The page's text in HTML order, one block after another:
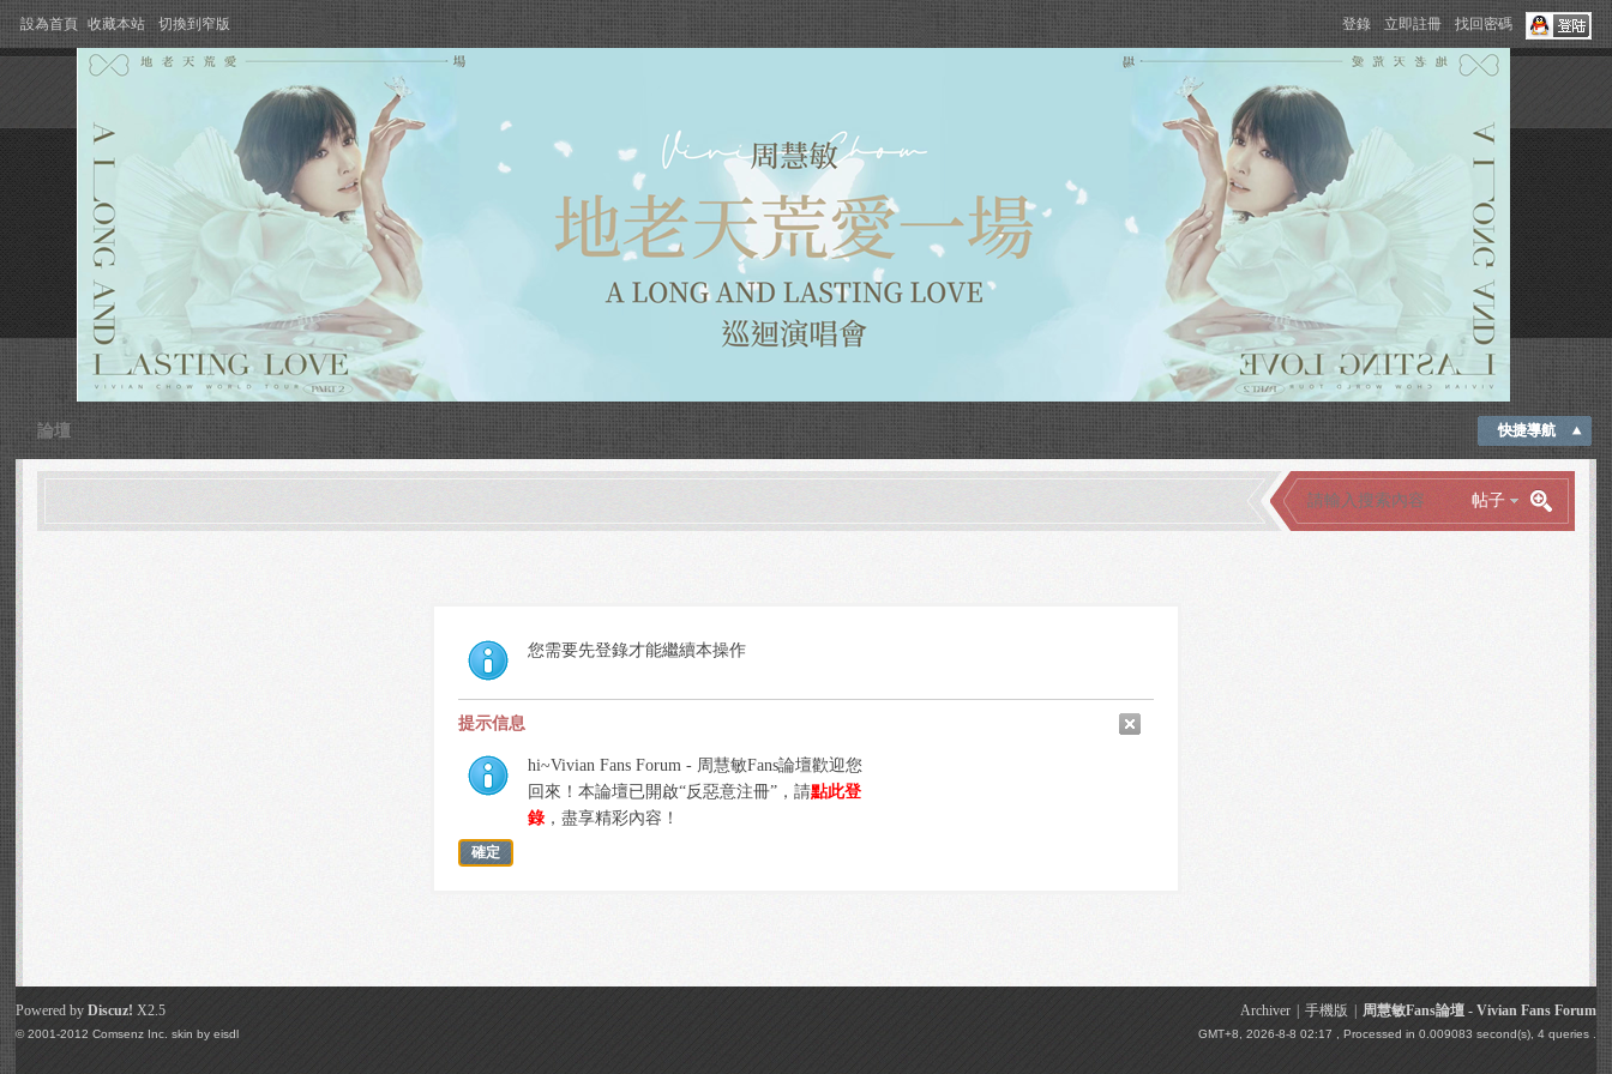
設為首頁 收藏本站 切換到窄版 登錄 立即註冊 找回密碼
快捷導航
論壇
帖子
您需要先登錄才能繼續本操作
提示信息
hi~Vivian Fans Forum - 周慧敏Fans論壇歡迎您
回來！本論壇已開啟“反惡意注冊”，請點此登
錄，盡享精彩內容！
確定
Archiver 手機版 周慧敏Fans論壇 - Vivian Fans Forum
GMT+8, 2026-8-8 02:17 , Processed in 0.009083 second(s), 4 queries .
Powered byDiscuz! X2.5
© 2001-2012Comsenz Inc. skin byeisdl